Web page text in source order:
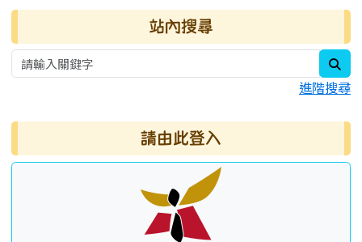
右邊區域內容 站內搜尋
進階搜尋
請由此登入